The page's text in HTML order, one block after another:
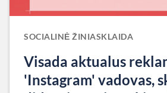
SOCIALINĖ ŽINIASKLAIDA
Visada aktualus
'Instagram' vadovas,